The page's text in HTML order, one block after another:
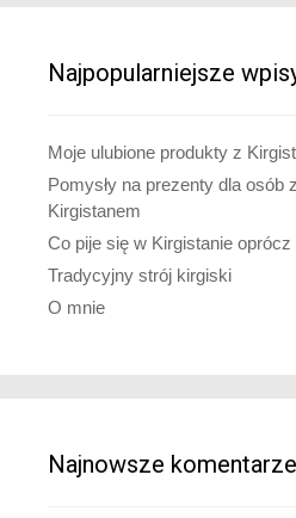
Najpopularniejsze
Moje ulubione produkty z
Pomysły na prezenty dla osób
Kirgistanem
Co pije się w Kirgistanie oprócz
Tradycyjny strój kirgiski
O mnie
Najnowsze komentarze